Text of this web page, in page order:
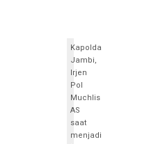
Kapolda
Jambi,
Irjen
Pol
Muchlis
AS
saat
menjadi